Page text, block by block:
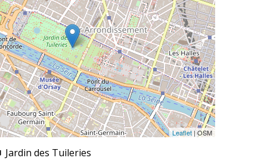
Leaflet | OSM
Jardin des Tuileries